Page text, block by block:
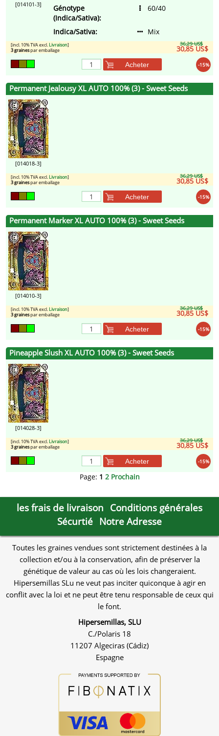
[014101-3]
Génotype
(Indica/Sativa):
60/40
Indica/Sativa: Mix
36,29 US$
30,85 US$
[incl. 10% TVA excl. Livraison]
3 grainespar emballage
-15%
Acheter
Permanent Jealousy XL AUTO 100% (3) - Sweet Seeds
[014018-3]
36,29 US$
30,85 US$
[incl. 10% TVA excl. Livraison]
3 grainespar emballage
-15%
Acheter
Permanent Marker XL AUTO 100% (3) - Sweet Seeds
[014010-3]
36,29 US$
30,85 US$
[incl. 10% TVA excl. Livraison]
3 grainespar emballage
-15%
Acheter
Pineapple Slush XL AUTO 100% (3) - Sweet Seeds
[014028-3]
36,29 US$
30,85 US$
[incl. 10% TVA excl. Livraison]
3 grainespar emballage
-15%
Acheter
Page: 1 2 Prochain
les frais de livraison Conditions générales
Sécurtié Notre Adresse
Toutes les graines vendues sont strictement destinées à la
collection et/ou à la conservation, afin de préserver la
génétique de valeur au cas où les lois changeraient.
Hipersemillas SLu ne veut pas inciter quiconque à agir en
conflit avec la loi et ne peut être tenu responsable de ceux qui
le font.
Hipersemillas, SLU
C./Polaris 18
11207 Algeciras (Cádiz)
Espagne